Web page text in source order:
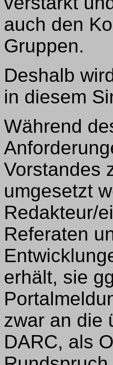
auch den
Gruppen.
Deshalb
in diesem
Während
Vorstandes
umgesetzt
Redakteur/
Referaten
erhält, sie
zwar an die
DARC, als